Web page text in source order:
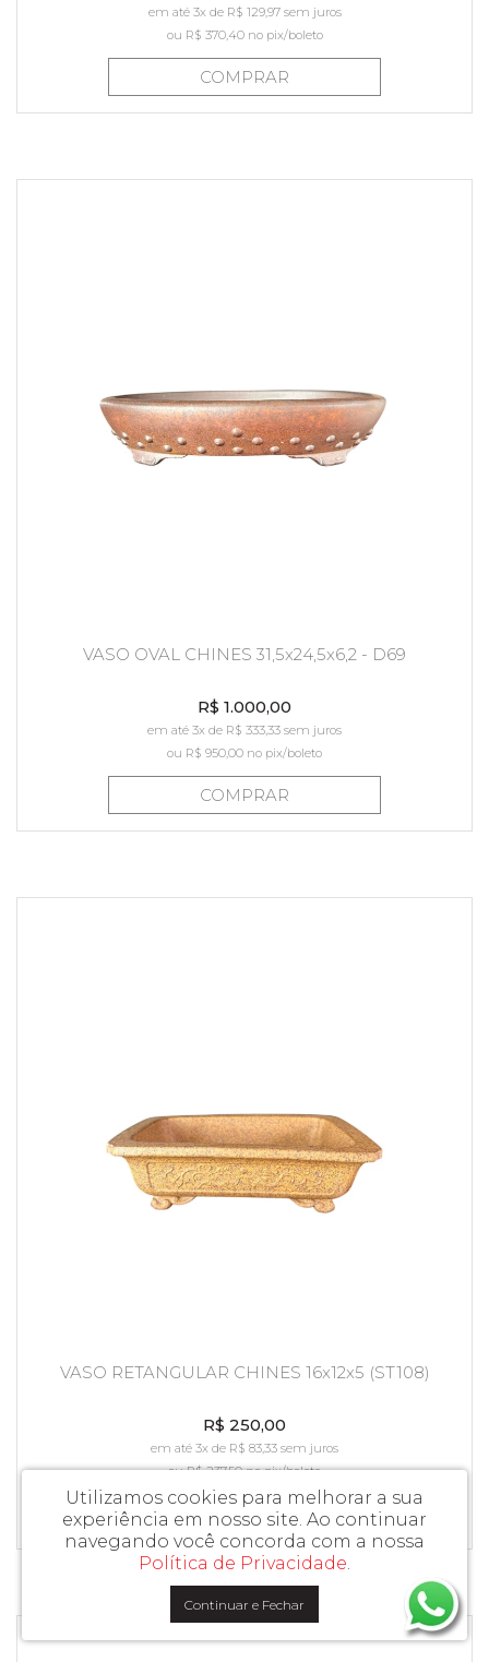
em até 3x de R$ 129,97 sem juros
ou R$ 370,40no pix/boleto
COMPRAR
VASO OVAL CHINES 31,5x24,5x6,2 - D69
R$ 1.000,00
em até 3x de R$ 333,33 sem juros
ou R$ 950,00 no pix/boleto
COMPRAR
VASO RETANGULAR CHINES 16x12x5 (ST108)
R$ 250,00
em até 3x de R$ 83,33 sem juros
ouR$ 237,50no pix/boleto
COMPRAR
Utilizamos cookies para melhorar a sua
experiência em nosso site. Ao continuar
navegando você concorda com a nossa
Política de Privacidade.
Continuar e Fechar